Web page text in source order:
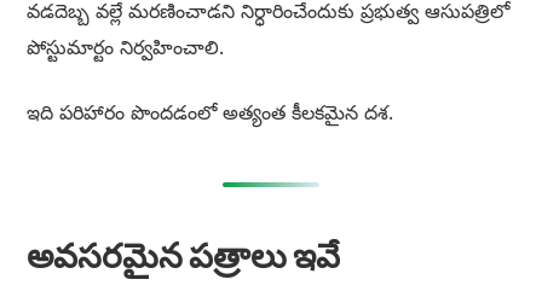
వడదెబ్బ వల్లే మరణించాడని నిర్ధారించేందుకు ప్రభుత్వ ఆసుపత్రిలో
పోస్టుమార్టం నిర్వహించాలి.
ఇది పరిహారం పొందడంలో అత్యంత కీలకమైన దశ.
అవసరమైన పత్రాలు ఇవే